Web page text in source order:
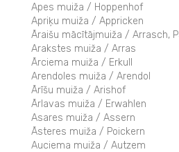
Apes muiža / Hoppenhof
Apriķu muiža / Appricken
Āraišu mācītājmuiža / Arrasch,
Arakstes muiža / Arras
Ārciema muiža / Erkull
Arendoles muiža / Arendol
Ārīšu muiža / Arishof
Ārlavas muiža / Erwahlen
Asares muiža / Assern
Āsteres muiža / Poickern
Auciema muiža / Autzem